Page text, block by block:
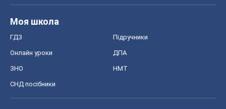
Моя школа
ГДЗ Підручники
Онлайн уроки ДПА
ЗНО НМТ
СНД посібники